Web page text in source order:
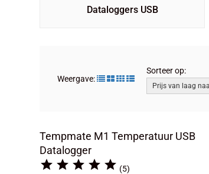
Dataloggers USB
Weergave:
Sorteer op:
Tempmate M1 Temperatuur USB
Datalogger
     (5)